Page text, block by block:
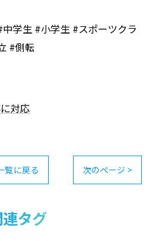
学生 #小学生 #スポーツクラ
#側転
対応
覧に戻る 次のページ >
タグ